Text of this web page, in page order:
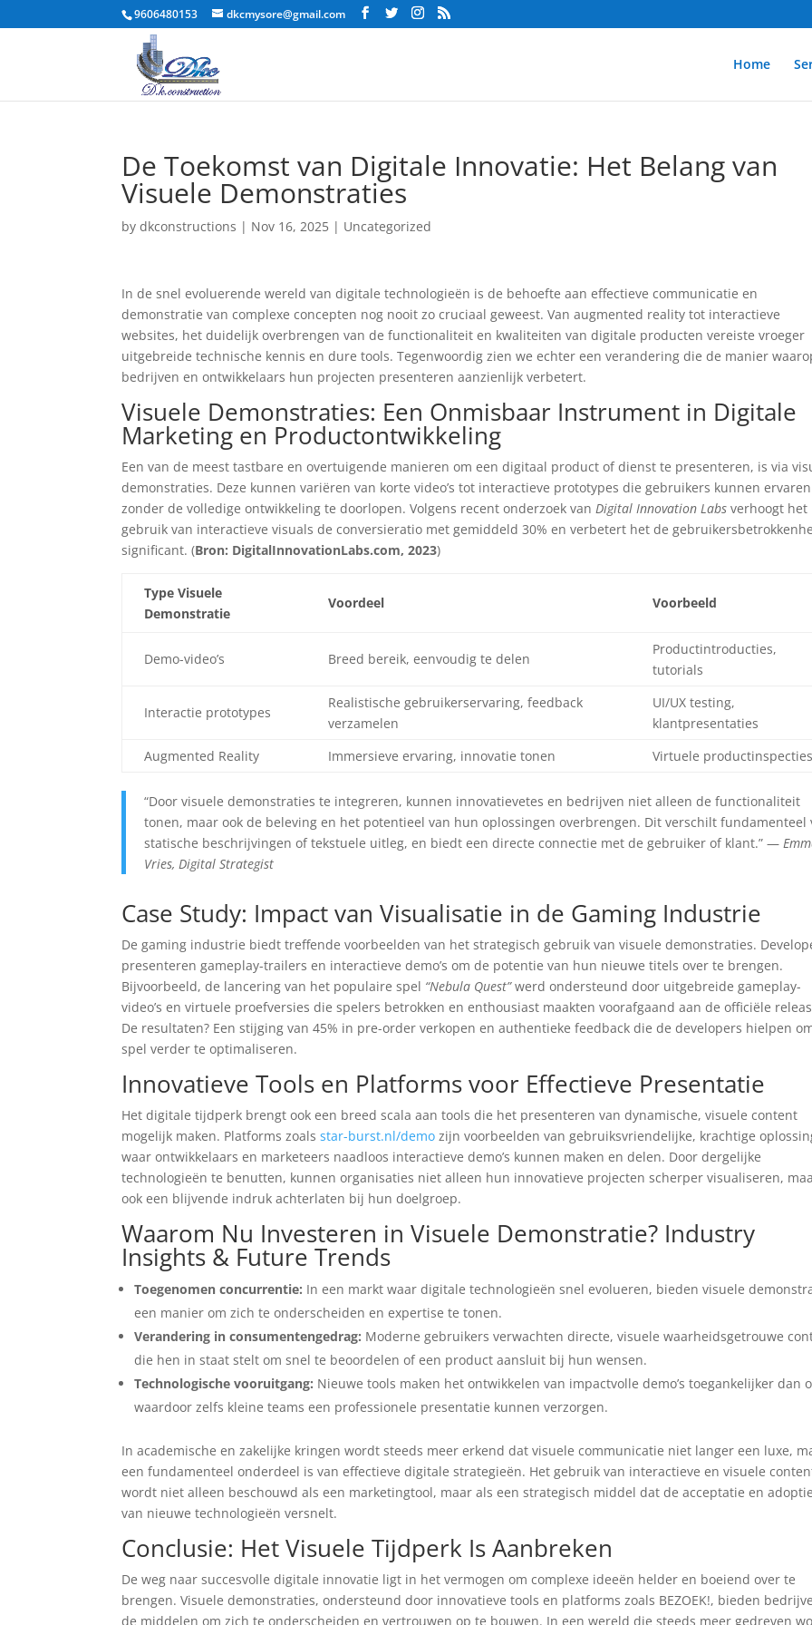
9606480153 dkcmysore@gmail.com
Home
De Toekomst van Digitale Innovatie: Het Belang van
Visuele Demonstraties
bydkconstructions | Nov 16, 2025 | Uncategorized
In de snel evoluerende wereld van digitale technologieën is de behoefte aan effectieve communicatie en
demonstratie van complexe concepten nog nooit zo cruciaal geweest. Van augmented reality tot interactieve
websites, het duidelijk overbrengen van de functionaliteit en kwaliteiten van digitale producten vereiste vroeger
uitgebreide technische kennis en dure tools. Tegenwoordig zien we echter een verandering die de manier
bedrijven en ontwikkelaars hun projecten presenteren aanzienlijk verbetert.
Visuele Demonstraties: Een Onmisbaar Instrument in Digitale
Marketing en Productontwikkeling
Een van de meest tastbare en overtuigende manieren om een digitaal product of dienst te presenteren, is via
demonstraties. Deze kunnen variëren van korte video’s tot interactieve prototypes die gebruikers kunnen ervaren
zonder de volledige ontwikkeling te doorlopen. Volgens recent onderzoek vanDigital Innovation Labs verhoogt het
gebruik van interactieve visuals de conversieratio met gemiddeld 30% en verbetert het de
significant. (Bron: DigitalInnovationLabs.com, 2023)
Type Visuele
Demonstratie
Voordeel Voorbeeld
Demo-video’s Breed bereik, eenvoudig te delen
Productintroducties,
tutorials
Interactie prototypes
Realistische gebruikerservaring, feedback
verzamelen
UI/UX testing,
klantpresentaties
Augmented Reality
Immersieve ervaring, innovatie tonen Virtuele productinspecties
“Door visuele demonstraties te integreren, kunnen innovatievetes en bedrijven niet alleen de functionaliteit
tonen, maar ook de beleving en het potentieel van hun oplossingen overbrengen. Dit verschilt fundamenteel
statische beschrijvingen of tekstuele uitleg, en biedt een directe connectie met de gebruiker of klant.” —
Vries, Digital Strategist
Case Study: Impact van Visualisatie in de Gaming Industrie
De gaming industrie biedt treffende voorbeelden van het strategisch gebruik van visuele demonstraties.
presenteren gameplay-trailers en interactieve demo’s om de potentie van hun nieuwe titels over te brengen.
Bijvoorbeeld, de lancering van het populaire spel “Nebula Quest”werd ondersteund door uitgebreide gameplay-
video’s en virtuele proefversies die spelers betrokken en enthousiast maakten voorafgaand aan de officiële
De resultaten? Een stijging van 45% in pre-order verkopen en authentieke feedback die de developers hielpen
spel verder te optimaliseren.
Innovatieve Tools en Platforms voor Effectieve Presentatie
Het digitale tijdperk brengt ook een breed scala aan tools die het presenteren van dynamische, visuele content
mogelijk maken. Platforms zoalsstar-burst.nl/demo zijn voorbeelden van gebruiksvriendelijke, krachtige
waar ontwikkelaars en marketeers naadloos interactieve demo’s kunnen maken en delen. Door dergelijke
technologieën te benutten, kunnen organisaties niet alleen hun innovatieve projecten scherper visualiseren,
ook een blijvende indruk achterlaten bij hun doelgroep.
Waarom Nu Investeren in Visuele Demonstratie? Industry
Insights & Future Trends
Toegenomen concurrentie: In een markt waar digitale technologieën snel evolueren, bieden visuele
een manier om zich te onderscheiden en expertise te tonen.
Verandering in consumentengedrag: Moderne gebruikers verwachten directe, visuele waarheidsgetrouwe
die hen in staat stelt om snel te beoordelen of een product aansluit bij hun wensen.
Technologische vooruitgang: Nieuwe tools maken het ontwikkelen van impactvolle demo’s toegankelijker dan
waardoor zelfs kleine teams een professionele presentatie kunnen verzorgen.
In academische en zakelijke kringen wordt steeds meer erkend dat visuele communicatie niet langer een luxe,
een fundamenteel onderdeel is van effectieve digitale strategieën. Het gebruik van interactieve en visuele
wordt niet alleen beschouwd als een marketingtool, maar als een strategisch middel dat de acceptatie en adoptie
van nieuwe technologieën versnelt.
Conclusie: Het Visuele Tijdperk Is Aanbreken
De weg naar succesvolle digitale innovatie ligt in het vermogen om complexe ideeën helder en boeiend over te
brengen. Visuele demonstraties, ondersteund door innovatieve tools en platforms zoals BEZOEK!, bieden
de middelen om zich te onderscheiden en vertrouwen op te bouwen. In een wereld die steeds meer gedreven